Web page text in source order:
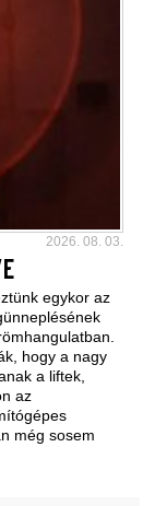
2026. 08. 03.
egykor az
hogy a nagy
a liftek,
az
még sosem